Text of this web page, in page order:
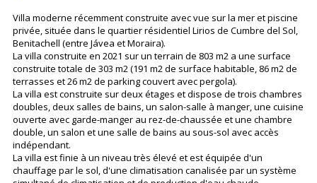
Villa moderne récemment construite avec vue sur la mer et piscine
privée, située dans le quartier résidentiel Lirios de Cumbre del Sol,
Benitachell (entre Jávea et Moraira).
La villa construite en 2021 sur un terrain de 803 m2 a une surface
construite totale de 303 m2 (191 m2 de surface habitable, 86 m2 de
terrasses et 26 m2 de parking couvert avec pergola).
La villa est construite sur deux étages et dispose de trois chambres
doubles, deux salles de bains, un salon-salle à manger, une cuisine
ouverte avec garde-manger au rez-de-chaussée et une chambre
double, un salon et une salle de bains au sous-sol avec accès
indépendant.
La villa est finie à un niveau très élevé et est équipée d'un
chauffage par le sol, d'une climatisation canalisée par un système